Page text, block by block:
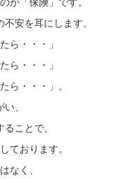
安を耳にします。
ら・・・」
ら・・・」
ら・・・」。
、
ことで、
ております。
なく、